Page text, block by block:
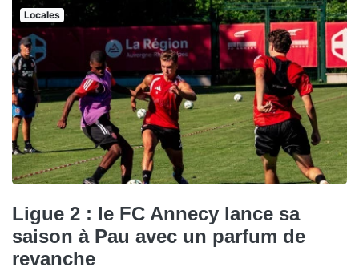
Locales
Ligue 2 : le FC Annecy lance sa
saison à Pau avec un parfum de
revanche